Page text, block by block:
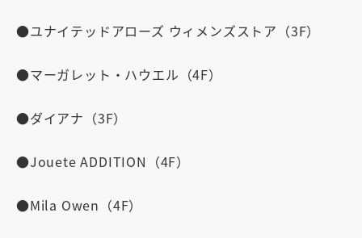
●ユナイテッドアローズ ウィメンズストア （3F）
●マーガレット・ハウエル （4F）
●ダイアナ （3F）
●Jouete ADDITION （4F）
●Mila Owen （4F）